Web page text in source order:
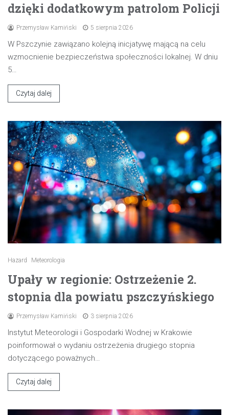
dzięki dodatkowym patrolom Policji
Przemysław Kamiński 5 sierpnia 2026
W Pszczynie zawiązano kolejną inicjatywę mającą na celu
wzmocnienie bezpieczeństwa społeczności lokalnej. W dniu
5…
Czytaj dalej
Hazard Meteorologia
Upały w regionie: Ostrzeżenie 2.
stopnia dla powiatu pszczyńskiego
Przemysław Kamiński 3 sierpnia 2026
Instytut Meteorologii i Gospodarki Wodnej w Krakowie
poinformował o wydaniu ostrzeżenia drugiego stopnia
dotyczącego poważnych…
Czytaj dalej